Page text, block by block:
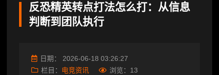
反恐精英转点打法怎么打：从信息
判断到团队执行
日期： 2026-06-18 03:26:27
栏目： 电竞资讯 浏览： 13